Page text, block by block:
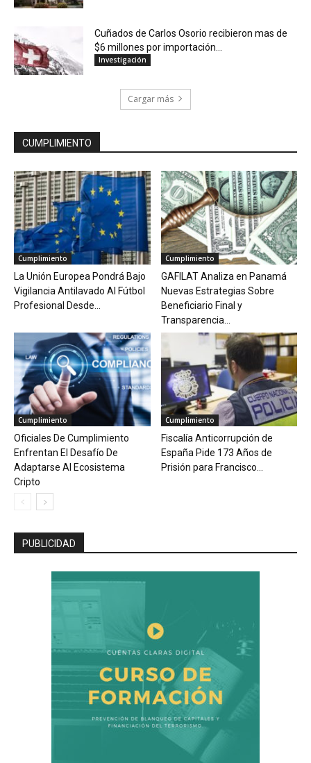
Cuñados de Carlos Osorio recibieron mas de
$6 millones por importación...
Investigación
Cargar más
CUMPLIMIENTO
Cumplimiento
La Unión Europea Pondrá Bajo
Vigilancia Antilavado Al Fútbol
Profesional Desde...
Cumplimiento
GAFILAT Analiza en Panamá
Nuevas Estrategias Sobre
Beneficiario Final y
Transparencia...
Cumplimiento
Oficiales De Cumplimiento
Enfrentan El Desafío De
Adaptarse Al Ecosistema
Cripto
Cumplimiento
Fiscalía Anticorrupción de
España Pide 173 Años de
Prisión para Francisco...
PUBLICIDAD